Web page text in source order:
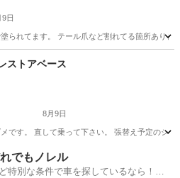
9日
られてます。 テール爪など割れてる箇所ありま
スズキ
トアベース
8月9日
す。 直して乗って下さい。 張替え予定のシー
ホンダ
れでもノレル
特別な条件で車を探しているなら！金